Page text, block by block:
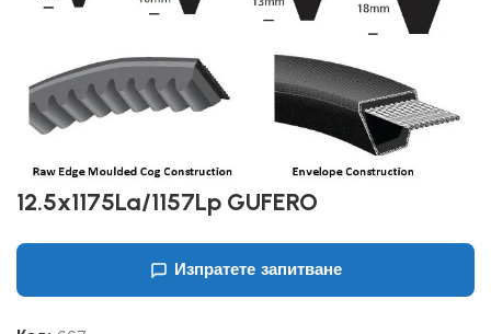
12.5x1175La/1157Lp GUFERO
Изпратете запитване